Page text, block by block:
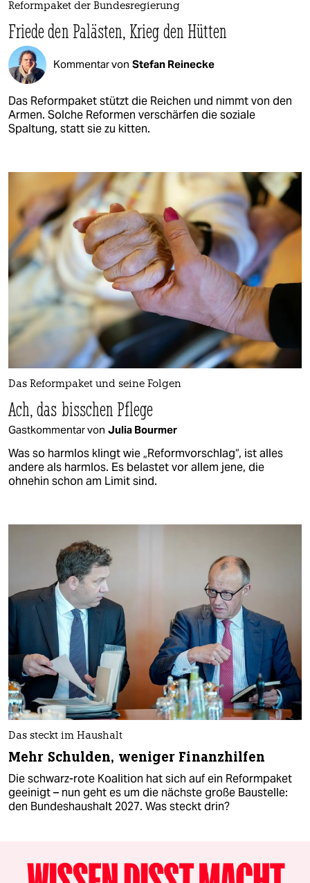
Reformpaket der Bundesregierung
Friede den Palästen, Krieg den Hütten
Kommentar von Stefan Reinecke
Das Reformpaket stützt die Reichen und nimmt von den
Armen. Solche Reformen verschärfen die soziale
Spaltung, statt sie zu kitten.
Das Reformpaket und seine Folgen
Ach, das bisschen Pflege
Gastkommentar von Julia Bourmer
Was so harmlos klingt wie „Reformvorschlag“, ist alles
andere als harmlos. Es belastet vor allem jene, die
ohnehin schon am Limit sind.
Das steckt im Haushalt
Mehr Schulden, weniger Finanzhilfen
Die schwarz-rote Koalition hat sich auf ein Reformpaket
geeinigt – nun geht es um die nächste große Baustelle:
den Bundeshaushalt 2027. Was steckt drin?